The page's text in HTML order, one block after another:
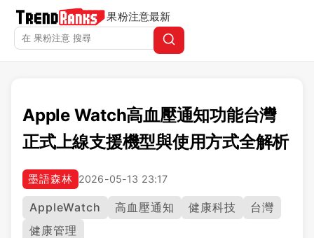
果粉注意最新
Apple Watch高血壓通知功能台灣
正式上線支援機型與使用方式全解析
墨語森林 2026-05-13 23:17
AppleWatch 高血壓通知 健康科技
台灣
健康管理